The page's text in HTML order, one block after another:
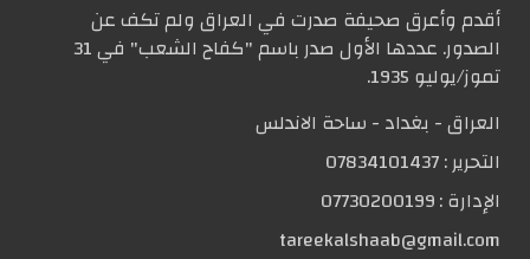
أقدم وأعرق صحيفة صدرت في العراق ولم تكف عن
الصدور. عددها الأول صدر باسم "كفاح الشعب" في 31
تموز/يوليو 1935.
العراق - بغداد - ساحة الاندلس
التحریر :07834101437
الإدارة :07730200199
tareekalshaab@gmail.com